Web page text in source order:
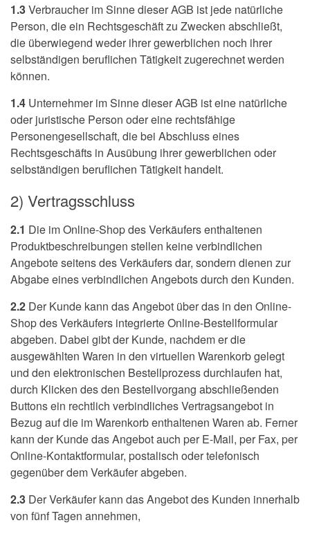
1.3Verbraucher im Sinne dieser AGB ist jede natürliche
Person, die ein Rechtsgeschäft zu Zwecken abschließt,
die überwiegend weder ihrer gewerblichen noch ihrer
selbständigen beruflichen Tätigkeit zugerechnet werden
können.
1.4 Unternehmer im Sinne dieser AGB ist eine natürliche
oder juristische Person oder eine rechtsfähige
Personengesellschaft, die bei Abschluss eines
Rechtsgeschäfts in Ausübung ihrer gewerblichen oder
selbständigen beruflichen Tätigkeit handelt.
2) Vertragsschluss
2.1 Die im Online-Shop des Verkäufers enthaltenen
Produktbeschreibungen stellen keine verbindlichen
Angebote seitens des Verkäufers dar, sondern dienen zur
Abgabe eines verbindlichen Angebots durch den Kunden.
2.2 Der Kunde kann das Angebot über das in den Online-
Shop des Verkäufers integrierte Online-Bestellformular
abgeben. Dabei gibt der Kunde, nachdem er die
ausgewählten Waren in den virtuellen Warenkorb gelegt
und den elektronischen Bestellprozess durchlaufen hat,
durch Klicken des den Bestellvorgang abschließenden
Buttons ein rechtlich verbindliches Vertragsangebot in
Bezug auf die im Warenkorb enthaltenen Waren ab. Ferner
kann der Kunde das Angebot auch per E-Mail, per Fax, per
Online-Kontaktformular, postalisch oder telefonisch
gegenüber dem Verkäufer abgeben.
2.3 Der Verkäufer kann das Angebot des Kunden innerhalb
von fünf Tagen annehmen,